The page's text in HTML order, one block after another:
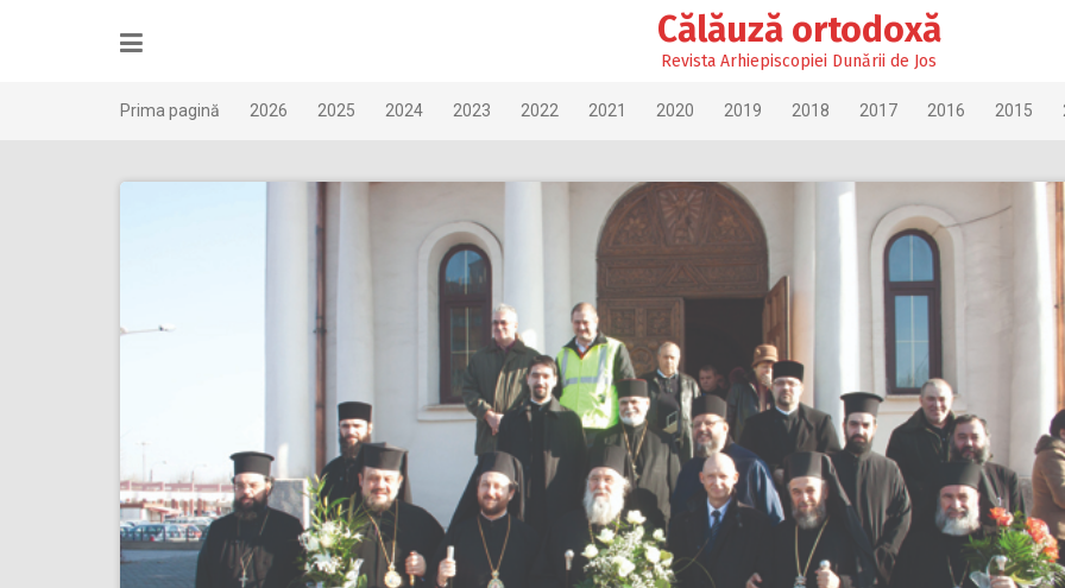
Călăuză ortodoxă
Revista Arhiepiscopiei Dunării de Jos
Prima pagină 2026 2025 2024 2023 2022 2021 2020 2019 2018 2017 2016 2015